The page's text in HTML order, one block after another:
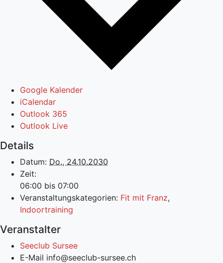
Google Kalender
iCalendar
Outlook 365
Outlook Live
Details
Datum: Do., 24.10.2030
Zeit:
06:00 bis 07:00
Veranstaltungskategorien: Fit mit Franz,
Indoortraining
Veranstalter
Seeclub Sursee
E-Mail info@seeclub-sursee.ch